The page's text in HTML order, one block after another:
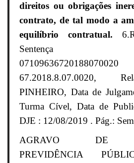
direitos ou obrigações
contrato, de tal modo a
equilíbrio contratual.
Sentença
67.2018.8.07.0020,
PINHEIRO, Data de
Turma Cível, Data de
DJE : 12/08/2019 . Pág.:
AGRAVO DE
PREVIDÊNCIA